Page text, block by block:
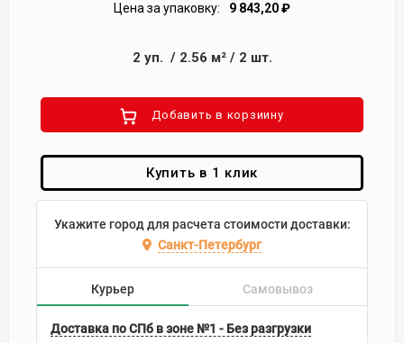
Цена за упаковку:
9 843,20₽
2 уп. / 2.56 м²/ 2 шт.
Добавить в корзиину
Купить в 1 клик
Укажите город для расчета стоимости доставки:
Санкт-Петербург
Курьер Самовывоз
Доставка по СПб в зоне №1 - Без разгрузки